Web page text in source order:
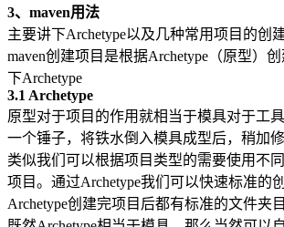
3、maven用法
主要讲下Archetype以及几种常用项目的创
maven创建项目是根据Archetype（原型）
下Archetype
3.1 Archetype
原型对于项目的作用就相当于模具对于工
一个锤子，将铁水倒入模具成型后，稍加修
类似我们可以根据项目类型的需要使用不
项目。通过Archetype我们可以快速标准的
Archetype创建完项目后都有标准的文件夹